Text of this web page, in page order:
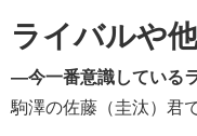
ライバルや
―今一番意識している
駒澤の佐藤（圭汰）君